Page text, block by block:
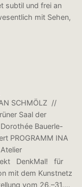
subtil und frei an
mit Sehen,
SCHMÖLZ //
Saal der
Bauerle-
PROGRAMM INA
DenkMal! für
mit dem Kunstnetz
vom 26.–31.…